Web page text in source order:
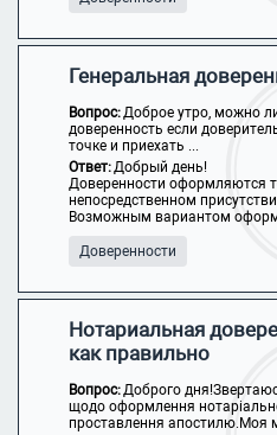
Генеральная
Вопрос:Доброе утро, можно
доверенность если
точке и приехать ...
Ответ:Добрый день!
Доверенности оформляются
непосредственном
Возможным вариантом
Доверенности
Нотариальная
как правильно
Вопрос:Доброго
щодо оформлення
проставлення апостилю.Моя